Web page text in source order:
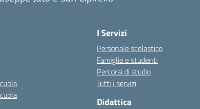
I Servizi
Personale scolastico
Famiglie e studenti
Percorsi di studio
Tutti i servizi
Didattica